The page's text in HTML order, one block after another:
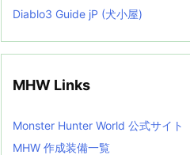
Diablo3 Guide jP (犬小屋)
MHW Links
Monster Hunter World 公式サイト
MHW 作成装備一覧